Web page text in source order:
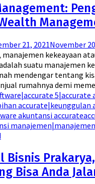
21, 2021November
manajemen kekeayaan
suatu manajemen
mendengar tentang
rumahnya demi
5|accurate
accurate|keunggulan
akuntansi accurate
Bisnis
Bisa Anda